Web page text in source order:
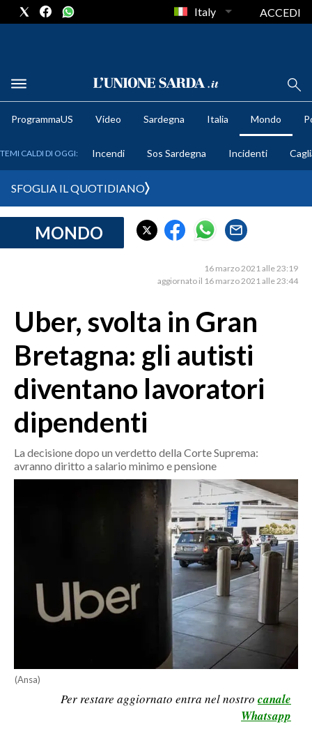
METEO
CRONACA SARDEGNA
MEDIO CAMPIDANO
ORISTANO E PROVINCIA
SASSARI E PROVINCIA
GALLURA
NUORO E PROVINCIA
OGLIASTRA
CRONACA
ECONOMIA
SERVIZI ALLE IMPRESE
SPORT IN SARDEGNA
Italy ACCEDI
ProgrammaUS Video Sardegna Italia Mondo
TEMI CALDI DI OGGI: Incendi Sos Sardegna Incidenti
SFOGLIA IL QUOTIDIANO
MONDO
16 marzo 2021 alle 23:19
aggiornato il 16 marzo 2021 alle 23:44
Uber, svolta in Gran
Bretagna: gli autisti
diventano lavoratori
dipendenti
La decisione dopo un verdetto della Corte Suprema:
avranno diritto a salario minimo e pensione
(Ansa)
Per restare aggiornato entra nel nostro canale
Whatsapp